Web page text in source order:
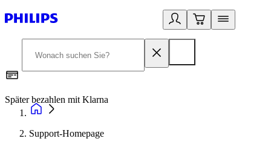
Später bezahlen mit Klarna
Support-Homepage